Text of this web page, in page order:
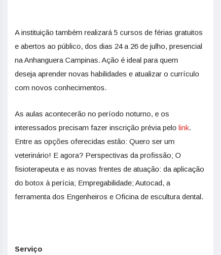
A instituição também realizará 5 cursos de férias gratuitos
e abertos ao público, dos dias 24 a 26 de julho, presencial
na Anhanguera Campinas. Ação é ideal para quem
deseja aprender novas habilidades e atualizar o currículo
com novos conhecimentos.
As aulas acontecerão no período noturno, e os
interessados precisam fazer inscrição prévia pelo link.
Entre as opções oferecidas estão: Quero ser um
veterinário! E agora? Perspectivas da profissão; O
fisioterapeuta e as novas frentes de atuação: da aplicação
do botox à perícia; Empregabilidade; Autocad, a
ferramenta dos Engenheiros e Oficina de escultura dental.
Serviço